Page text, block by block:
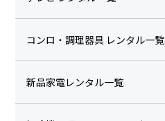
コンロ・調理器具 レンタル一覧
新品家電レンタル一覧